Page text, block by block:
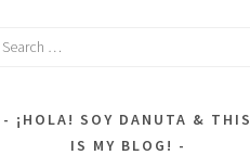
Search
¡HOLA! SOY DANUTA & THIS
IS MY BLOG!